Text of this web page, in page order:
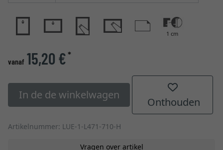
1 cm
vanaf 15,20 €*
In de de winkelwagen
Onthouden
Artikelnummer: LUE-1-L471-710-H
Vragen over artikel